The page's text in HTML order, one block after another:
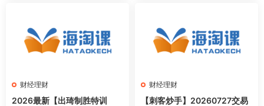
财经理财
2026最新【出琦制胜特训
财经理财
【刺客炒手】20260727交易